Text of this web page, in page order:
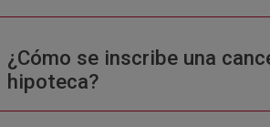
¿Cómo se inscribe una
hipoteca?